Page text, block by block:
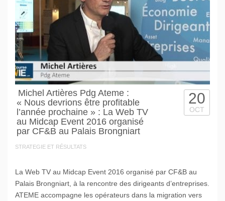
Michel Artières Pdg Ateme :
« Nous devrions être profitable
l’année prochaine » : La Web TV
au Midcap Event 2016 organisé
par CF&B au Palais Brongniart
STRATEGIE ET RÉSULTATS
20
OCT
La Web TV au Midcap Event 2016 organisé par CF&B au
Palais Brongniart, à la rencontre des dirigeants d’entreprises.
ATEME accompagne les opérateurs dans la migration vers